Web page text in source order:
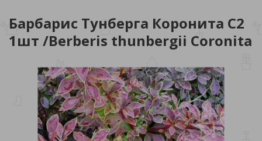
Барбарис Тунберга Коронита С2
1шт /Berberis thunbergii Coronita